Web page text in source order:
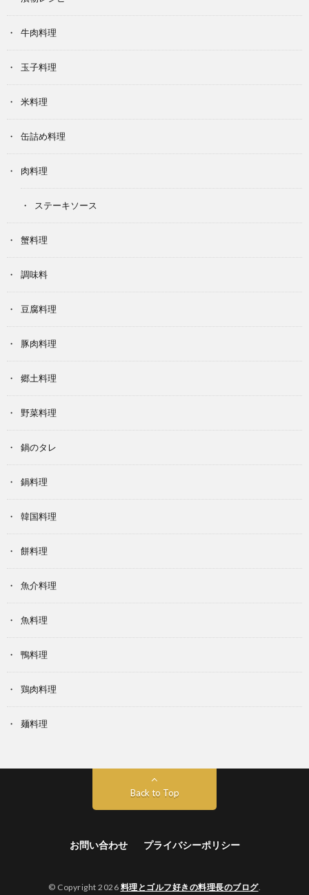
牛肉料理
玉子料理
米料理
缶詰め料理
肉料理
ステーキソース
蟹料理
調味料
豆腐料理
豚肉料理
郷土料理
野菜料理
鍋のタレ
鍋料理
韓国料理
餅料理
魚介料理
魚料理
鴨料理
鶏肉料理
麺料理
Back to Top
お問い合わせ プライバシーポリシー
© Copyright 2026 料理とゴルフ好きの料理長のブログ.